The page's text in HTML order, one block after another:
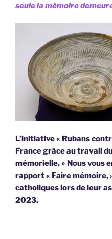
seule la mémoire
L’initiative « Rubans
France grâce au travail
mémorielle. » Nous vous
rapport « Faire mémoire,
catholiques lors de leur
2023.